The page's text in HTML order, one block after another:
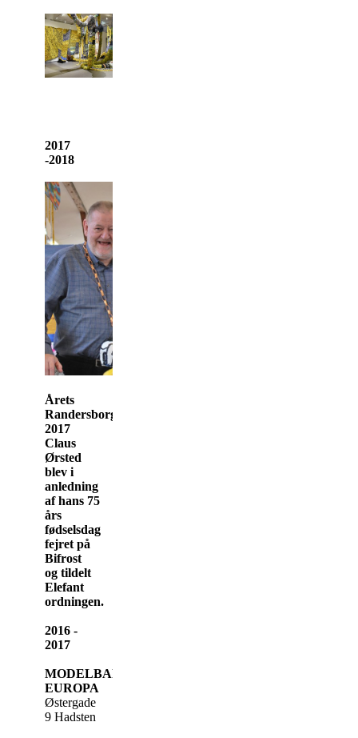
2017
-2018
Årets
Randersborger
2017
Claus
Ørsted
blev i
anledning
af hans 75
års
fødselsdag
fejret på
Bifrost
og tildelt
Elefant
ordningen.
2016 -
2017
MODELBANE
EUROPA
Østergade
9 Hadsten